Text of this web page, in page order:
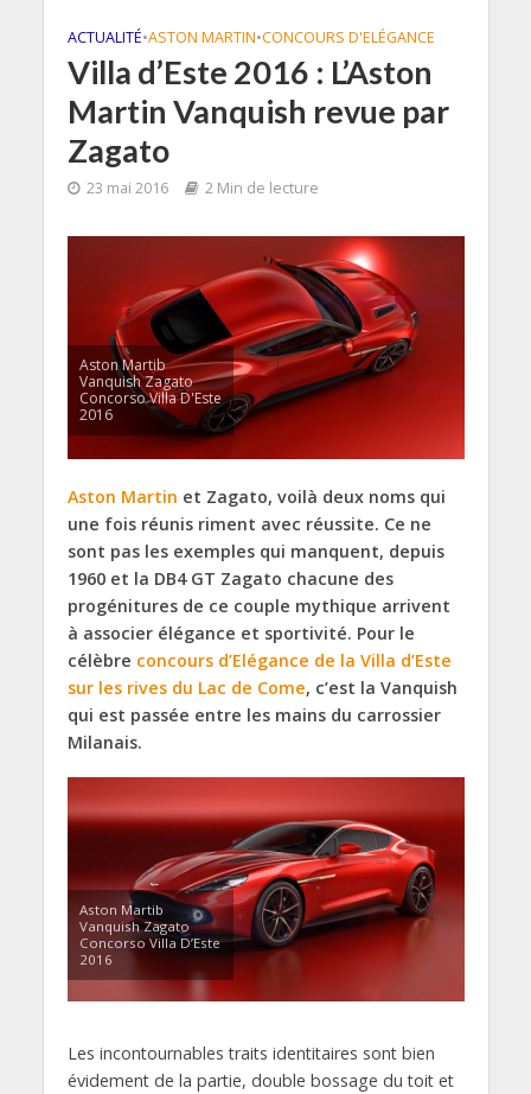
ACTUALITÉ•ASTON MARTIN•CONCOURS D'ELÉGANCE
Villa d’Este 2016 : L’Aston
Martin Vanquish revue par
Zagato
23 mai 2016 2 Min de lecture
Aston Martib
Vanquish Zagato
Concorso Villa D'Este
2016
Aston Martin et Zagato, voilà deux noms qui
une fois réunis riment avec réussite. Ce ne
sont pas les exemples qui manquent, depuis
1960 et la DB4 GT Zagato chacune des
progénitures de ce couple mythique arrivent
à associer élégance et sportivité. Pour le
célèbre concours d’Elégance de la Villa d’Este
sur les rives du Lac de Come, c’est la Vanquish
qui est passée entre les mains du carrossier
Milanais.
Aston Martib
Vanquish Zagato
Concorso Villa D’Este
2016
Les incontournables traits identitaires sont bien
évidement de la partie, double bossage du toit et